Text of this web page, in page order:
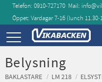
Meny
Telefon: 0910-727170 Mail:
Öppet: Vardagar 7-16 (lunch
Belysning
BAKLASTARE LM 218